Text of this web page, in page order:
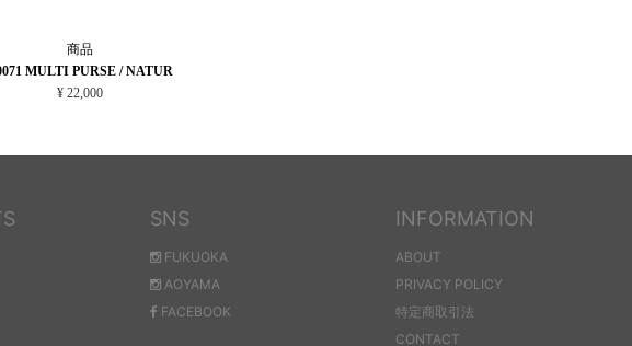
商品
MULTI PURSE / NATUR
¥ 22,000
SNS
FUKUOKA
AOYAMA
FACEBOOK
INFORMATION
ABOUT
PRIVACY POLICY
特定商取引法
CONTACT